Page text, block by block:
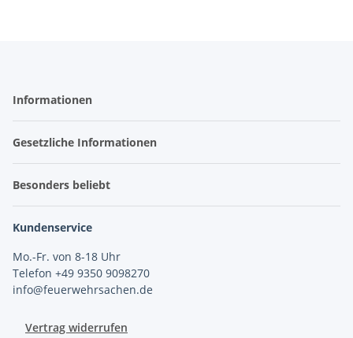
Informationen
Gesetzliche Informationen
Besonders beliebt
Kundenservice
Mo.-Fr. von 8-18 Uhr
Telefon +49 9350 9098270
info@feuerwehrsachen.de
Vertrag widerrufen